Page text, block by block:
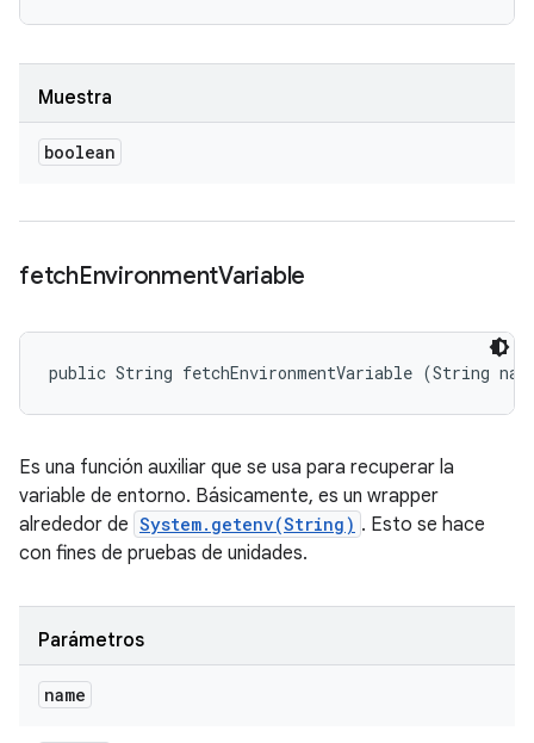
Muestra
boolean
fetchEnvironmentVariable
public String fetchEnvironmentVariable (String
Es una función auxiliar que se usa para recuperar la
variable de entorno. Básicamente, es un wrapper
alrededor de System.getenv(String) . Esto se hace
con fines de pruebas de unidades.
Parámetros
name